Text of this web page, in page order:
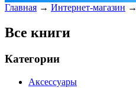
Главная → Интернет-магазин →
Все книги
Категории
Аксессуары